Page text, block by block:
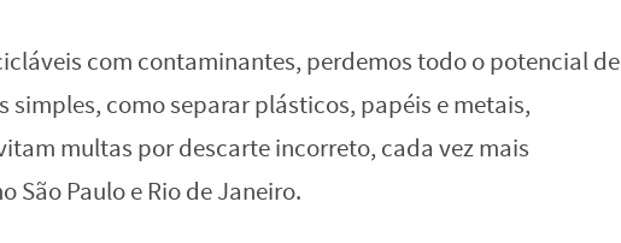
com contaminantes, perdemos todo o potencial de
como separar plásticos, papéis e metais,
multas por descarte incorreto, cada vez mais
São Paulo e Rio de Janeiro.